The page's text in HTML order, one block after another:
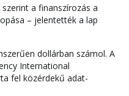
a finanszírozás a
– jelentették a lap
dollárban számol. A
International
fel közérdekű adat-